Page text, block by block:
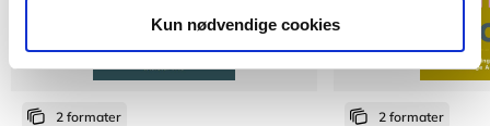
Kun nødvendige cookies
2 formater 2 formater